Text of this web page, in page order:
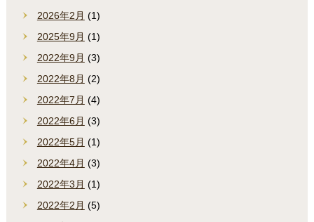
2026年2月 (1)
2025年9月 (1)
2022年9月 (3)
2022年8月 (2)
2022年7月 (4)
2022年6月 (3)
2022年5月 (1)
2022年4月 (3)
2022年3月 (1)
2022年2月 (5)